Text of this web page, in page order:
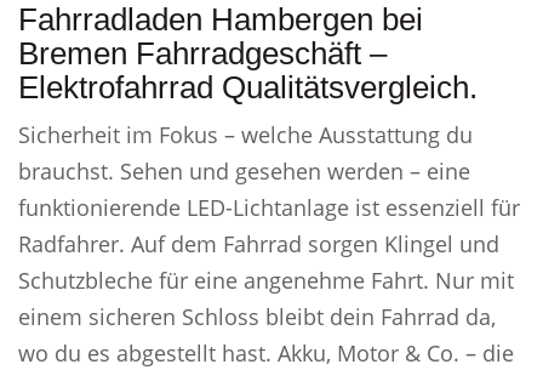
Fahrradladen Hambergen bei
Bremen Fahrradgeschäft –
Elektrofahrrad Qualitätsvergleich.
Sicherheit im Fokus – welche Ausstattung du
brauchst. Sehen und gesehen werden – eine
funktionierende LED-Lichtanlage ist essenziell für
Radfahrer. Auf dem Fahrrad sorgen Klingel und
Schutzbleche für eine angenehme Fahrt. Nur mit
einem sicheren Schloss bleibt dein Fahrrad da,
wo du es abgestellt hast. Akku, Motor & Co. – die